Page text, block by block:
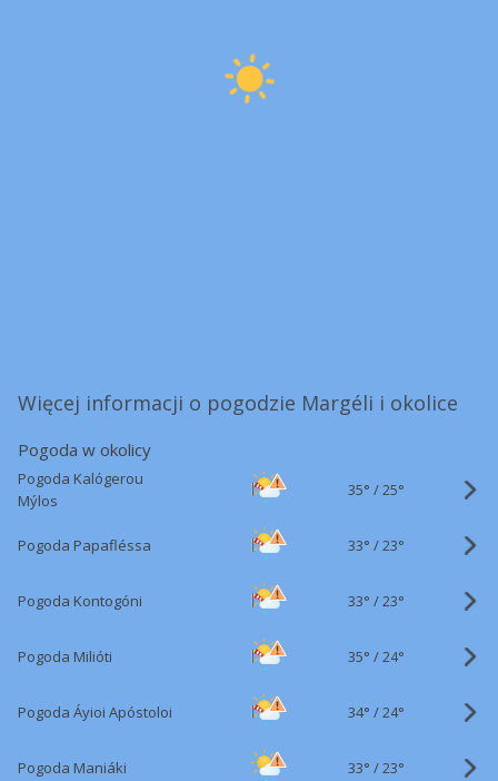
Więcej informacji o pogodzie Margéli i okolice
Pogoda w okolicy
Pogoda Kalógerou
Mýlos
35° /25°
Pogoda Papafléssa 33° /23°
Pogoda Kontogóni 33° /23°
Pogoda Milióti 35° /24°
Pogoda Áyioi Apóstoloi 34° /24°
Pogoda Maniáki 33° /23°